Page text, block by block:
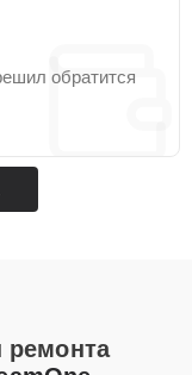
обратится